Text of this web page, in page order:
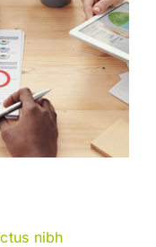
nibh